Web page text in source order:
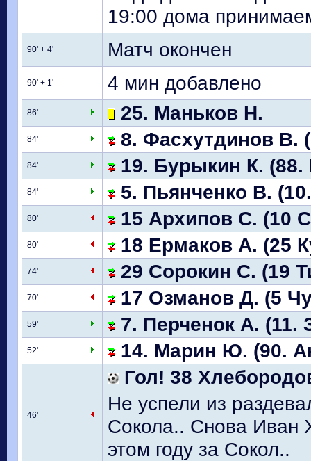
19:00 дома
90' + 4' Матч окончен
90' + 1' 4 мин добавлено
86' 25. Маньков Н.
84' 8. Фасхутдинов В.
84' 19. Бурыкин К.
84' 5. Пьянченко В.
80' 15 Архипов С. (10
80' 18 Ермаков А. (25
74' 29 Сорокин С. (19
70' 17 Озманов Д. (5
59' 7. Перченок А. (11.
52' 14. Марин Ю. (90.
46'
Гол! 38
Не успели из
Сокола.. Снова Иван
этом году за Сокол..